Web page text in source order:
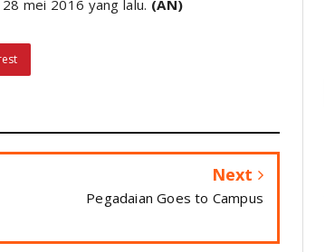
mei 2016 yang lalu. (AN)
Next
Pegadaian Goes to Campus